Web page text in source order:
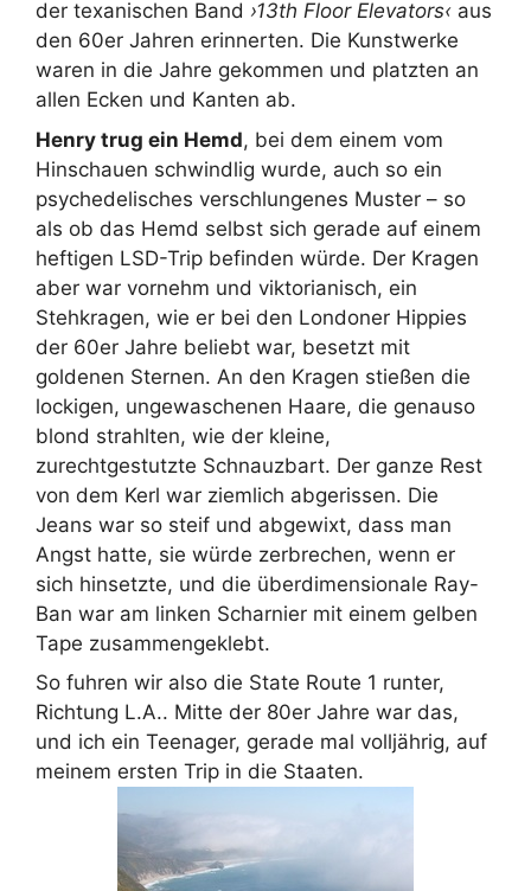
der texanischen Band ›13th Floor Elevators‹ aus
den 60er Jahren erinnerten. Die Kunstwerke
waren in die Jahre gekommen und platzten an
allen Ecken und Kanten ab.
Henry trug ein Hemd, bei dem einem vom
Hinschauen schwindlig wurde, auch so ein
psychedelisches verschlungenes Muster – so
als ob das Hemd selbst sich gerade auf einem
heftigen LSD-Trip befinden würde. Der Kragen
aber war vornehm und viktorianisch, ein
Stehkragen, wie er bei den Londoner Hippies
der 60er Jahre beliebt war, besetzt mit
goldenen Sternen. An den Kragen stießen die
lockigen, ungewaschenen Haare, die genauso
blond strahlten, wie der kleine,
zurechtgestutzte Schnauzbart. Der ganze Rest
von dem Kerl war ziemlich abgerissen. Die
Jeans war so steif und abgewixt, dass man
Angst hatte, sie würde zerbrechen, wenn er
sich hinsetzte, und die überdimensionale Ray-
Ban war am linken Scharnier mit einem gelben
Tape zusammengeklebt.
So fuhren wir also die State Route 1 runter,
Richtung L.A.. Mitte der 80er Jahre war das,
und ich ein Teenager, gerade mal volljährig, auf
meinem ersten Trip in die Staaten.